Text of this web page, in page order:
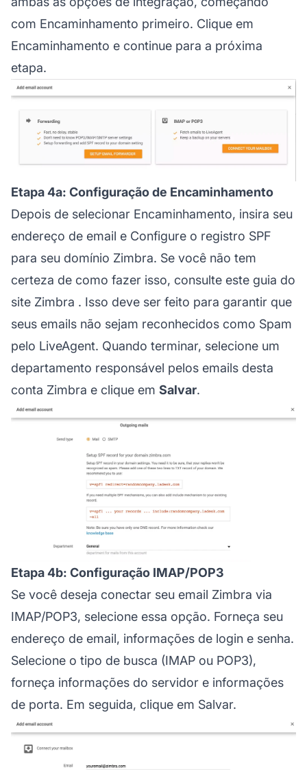
com Encaminhamento primeiro. Clique em
Encaminhamento e continue para a próxima
etapa.
Etapa 4a: Configuração de Encaminhamento
Depois de selecionar Encaminhamento, insira seu
endereço de email e Configure o registro SPF
para seu domínio Zimbra. Se você não tem
certeza de como fazer isso, consulte este guia do
site Zimbra . Isso deve ser feito para garantir que
seus emails não sejam reconhecidos como Spam
pelo LiveAgent. Quando terminar, selecione um
departamento responsável pelos emails desta
conta Zimbra e clique em Salvar.
Etapa 4b: Configuração IMAP/POP3
Se você deseja conectar seu email Zimbra via
IMAP/POP3, selecione essa opção. Forneça seu
endereço de email, informações de login e senha.
Selecione o tipo de busca (IMAP ou POP3),
forneça informações do servidor e informações
de porta. Em seguida, clique em Salvar.